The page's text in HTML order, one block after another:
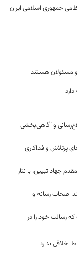
جمهوری اسلامی ایران
و مسئولان هستند
و آگاهی‌بخشی
پرتلاش و فداکاری
جهاد تبیین، با نثار
اصحاب رسانه و
رسالت خود را در
اخلاقی ندارد